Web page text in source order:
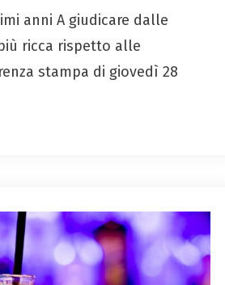
anni A giudicare dalle
ricca rispetto alle
stampa di giovedì 28